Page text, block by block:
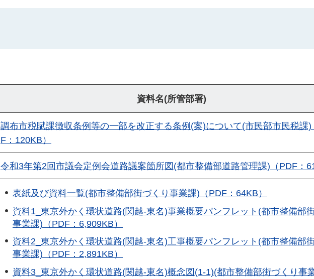
資料名(所管部署)
調布市税賦課徴収条例等の一部を改正する条例(案)について(市民部市民税課)
F：120KB）
令和3年第2回市議会定例会道路議案箇所図(都市整備部道路管理課)（PDF：
表紙及び資料一覧(都市整備部街づくり事業課)（PDF：64KB）
資料1_東京外かく環状道路(関越-東名)事業概要パンフレット(都市整備部
事業課)（PDF：6,909KB）
資料2_東京外かく環状道路(関越-東名)工事概要パンフレット(都市整備部
事業課)（PDF：2,891KB）
資料3_東京外かく環状道路(関越-東名)概念図(1-1)(都市整備部街づくり事